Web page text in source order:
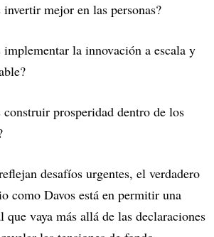
invertir mejor en las personas?
implementar la innovación a escala y
construir prosperidad dentro de los
desafíos urgentes, el verdadero
como Davos está en permitir una
vaya más allá de las declaraciones